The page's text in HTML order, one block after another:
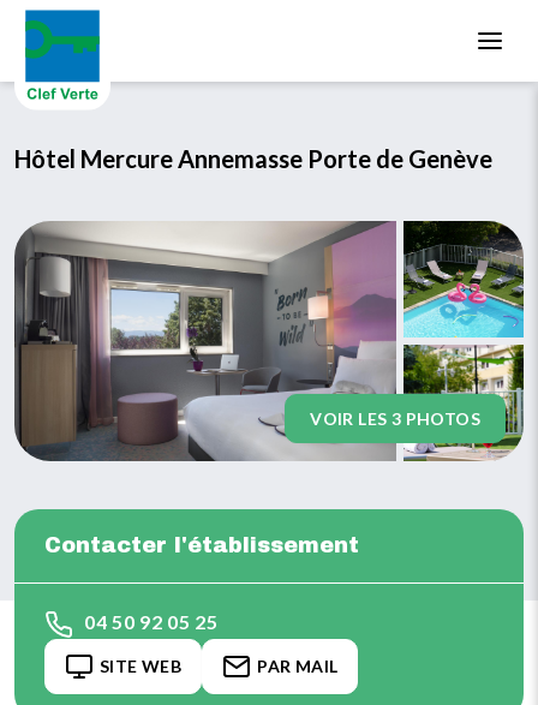
Hôtel Mercure Annemasse Porte de Genève
VOIR LES 3 PHOTOS
Contacter l'établissement
04 50 92 05 25
SITE WEB PAR MAIL